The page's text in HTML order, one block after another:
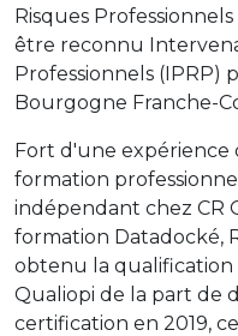
Risques Professionnels
être reconnu
Professionnels (IPRP)
Bourgogne Franche-
Fort d'une expérience
formation
indépendant chez CR
formation Datadocké,
obtenu la
Qualiopi de la part de
certification en 2019,